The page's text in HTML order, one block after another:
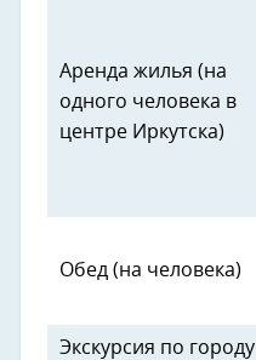
Аренда жилья (на
одного человека в
центре Иркутска)
Обед (на человека)
Экскурсия по городу